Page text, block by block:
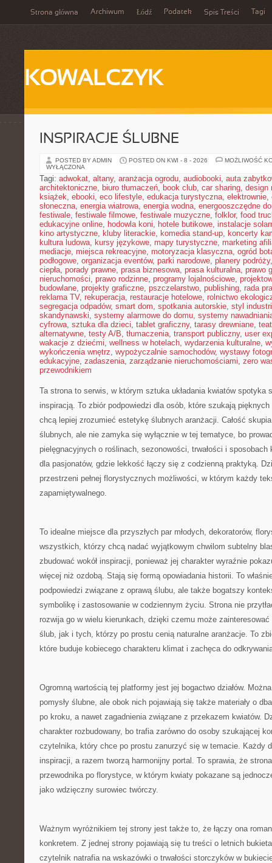
Strona główna Archiwum Łódź Podatek Spis Treści Tagi
KOWALCZYK
INSPIRACJE ŚLUBNE
POSTED BY ADMIN POSTED ON KWI - 8 - 2026
MOŻLIWOŚĆ
WYŁĄCZONA
Tagi: adwokat, altany, aranżacja ogrodu, audiobooki, auta
architektoniczne, biuro tłumaczeń, book club, car sharing, design
książek, ebooki, eco lifestyle, edukacja turystyczna, elektrownie,
słoneczna, energia wiatrowa, energia wodna, energooszczędne
festiwale, festiwale filmowe, festiwale muzyczne, folklor, food
edukacyjne online, hodowla koni, hotele butikowe, instalacje
kino artystyczne, kluby literackie, komedia stand-up, koncerty
kultura ludowa, kursy językowe, mapy turystyczne, marketing
mediacje, miejsca rekreacyjne, motoryzacja klasyczna, ogród
podłogowe, organizacja eventów, parki narodowe, planery podróży
ciepła, porady prawne, prasa biznesowa, prasa kulturalna, prawo
nieruchomości, prawo rodzinne, programy lojalnościowe,
budowlane, projekty graficzne, pszczelarstwo, publishing, rada
reklama TV, rekuperacja, restauracje hotelowe, rolnictwo
segregacja odpadów, smart dom, spotkania autorskie, styl
skandynawski, systemy alarmowe do domu, systemy
cyfrowa, sztuka dla dzieci, tablet graficzny, tarasy drewniane,
alternatywne, testy A/B, tłumaczenia, transport publiczny, user
wakacje z dziećmi, wellness w hotelach, wydarzenia kulturalne,
wykończenia wnętrz, wypożyczalnie samochodów, wystawy
edukacyjne, zadaszenia, zarządzanie nieruchomościami, zero
przewodnikiem
Ta strona to serwis, w którym sztuka układania kwiatów spotyka
inspiracją. To zbiór podpowiedzi dla osób, które szukają
chcą lepiej zrozumieć estetykę ślubnych aranżacji. Całość
ślubnych, ale nie zamyka się wyłącznie w tej tematyce, bo
pielęgnacyjnych o roślinach, sezonowości, trwałości i sposobach
dla pasjonatów, gdzie lekkość łączy się z codzienną praktyką.
przestrzeni pełnej florystycznych możliwości, w którym każdy
zapamiętywalnego.
To idealne miejsce dla przyszłych par młodych, dekoratorów,
wszystkich, którzy chcą nadać wyjątkowym chwilom subtelny
zbudować wokół inspiracji, ponieważ jej charakter wyraźnie
więcej niż ozdobą. Stają się formą opowiadania historii. To
podpowiedzi związane z oprawą ślubu, ale także bogatszy
symbolikę i zastosowanie w codziennym życiu. Strona nie
rozwija go w wielu kierunkach, dzięki czemu może
ślub, jak i tych, którzy po prostu cenią naturalne aranżacje. To
które buduje kobiecego charakteru klimat i zachęca do
Ogromną wartością tej platformy jest jej bogactwo działów.
pomysły ślubne, ale obok nich pojawiają się także materiały o
po kroku, a nawet zagadnienia związane z przekazem kwiatów.
charakter rozbudowany, bo trafia zarówno do osoby szukającej
czytelnika, który chce po prostu zanurzyć się w temacie. Każdy
inspiracji, a razem tworzą harmonijny portal. To sprawia, że
przewodnika po florystyce, w którym kwiaty pokazane są
jako wdzięczny surowiec twórczy.
Ważnym wyróżnikiem tej strony jest także to, że łączy ona
konkretem. Z jednej strony pojawiają się tu treści o letnich
czytelnik natrafia na wskazówki o trwałości storczyków w